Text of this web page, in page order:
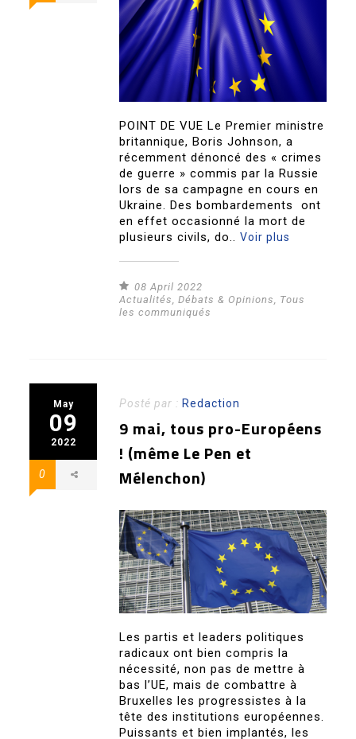
POINT DE VUE Le Premier ministre
britannique, Boris Johnson, a
récemment dénoncé des « crimes
de guerre » commis par la Russie
lors de sa campagne en cours en
Ukraine. Des bombardements ont
en effet occasionné la mort de
plusieurs civils, do..Voir plus
08 April 2022
Actualités ,Débats & Opinions
Tous
les communiqués
May
09
2022
0
Posté par : Redaction
9 mai, tous pro-Européens
! (même Le Pen et
Mélenchon)
Les partis et leaders politiques
radicaux ont bien compris la
nécessité, non pas de mettre à
bas l’UE, mais de combattre à
Bruxelles les progressistes à la
tête des institutions européennes.
Puissants et bien implantés, les